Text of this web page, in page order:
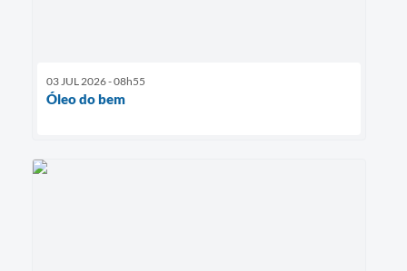
03 JUL 2026 - 08h55
Óleo do bem